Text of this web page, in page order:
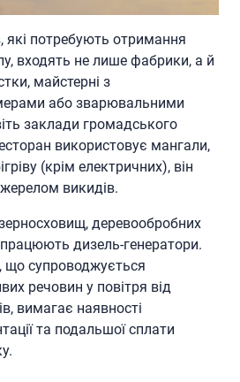
які потребують отримання
входять не лише фабрики, а й
майстерні з
або зварювальними
заклади громадського
використовує мангали,
(крім електричних), він
викидів.
деревообробних
працюють дизель-генератори.
що супроводжується
речовин у повітря від
вимагає наявності
та подальшої сплати